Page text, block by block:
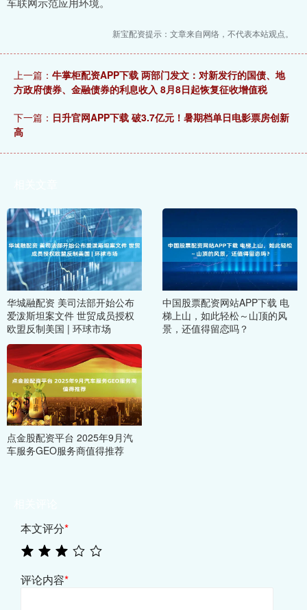
新宝配资提示：文章来自网络，不代表本站观点。
上一篇： 牛掌柜配资APP下载 两部门发文：对新发行的国债、地
方政府债券、金融债券的利息收入 8月8日起恢复征收增值税
下一篇： 日升官网APP下载 破3.7亿元！暑期档单日电影票房创新
高
华城融配资 美司法部开始公布
爱泼斯坦案文件 世贸成员授权
欧盟反制美国 | 环球市场
中国股票配资网站APP下载 电
梯上山，如此轻松～山顶的风
景，还值得留恋吗？
点金股配资平台 2025年9月汽
车服务GEO服务商值得推荐
本文评分*
评论内容*